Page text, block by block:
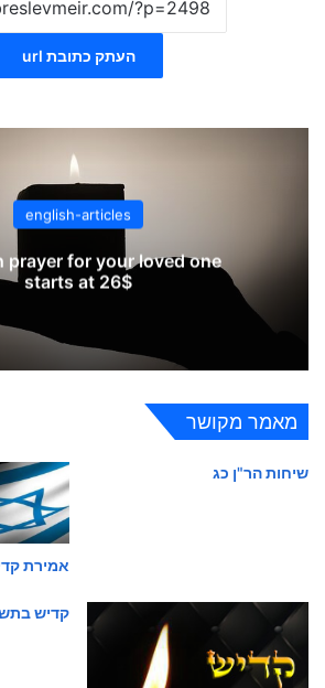
העתק כתובת url
english-articles
prayer for your loved one
starts at 26$
מאמר מקושר
שיחות הר"ן כג
אמירת
קדיש